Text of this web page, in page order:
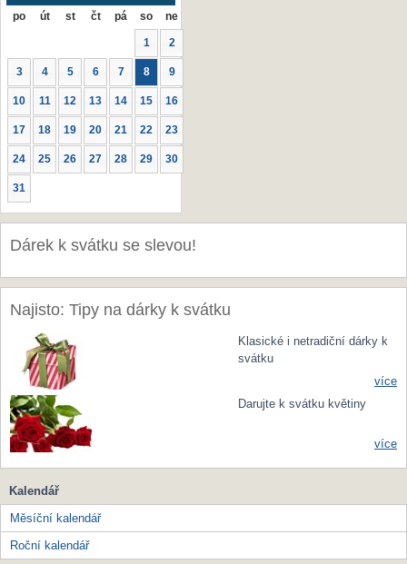
po út st čt pá so ne
1 2
3 4 5 6 7 8 9
10 11 12 13 14 15 16
17 18 19 20 21 22 23
24 25 26 27 28 29 30
31
Dárek k svátku se slevou!
Najisto: Tipy na dárky k svátku
Klasické i netradiční dárky k
svátku
více
Darujte k svátku květiny
více
Kalendář
Měsíční kalendář
Roční kalendář